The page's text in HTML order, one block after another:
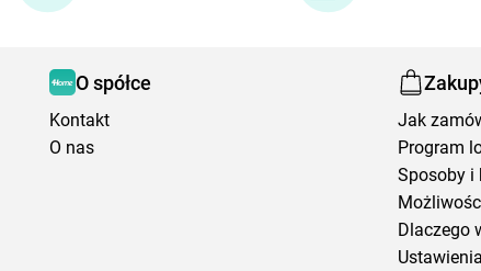
O spółce
Kontakt
O nas
Jak
Program
Sposoby i
Dlaczego